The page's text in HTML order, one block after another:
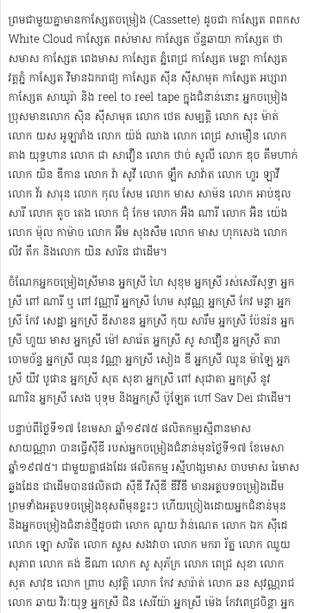
ព្រមជាមួយគ្នាមានកាសែ្សតចម្រៀង (Cassette) ដូចជា កាស្សែត ពពកស
White Cloud កាស្សែត ពស់មាស កាស្សែត ច័ន្ទឆាយា កាស្សែត ថា
សមាស កាស្សែត ពេងមាស កាស្សែត ភ្នំពេជ្រ កាស្សែត មេខ្លា កាស្សែត
វត្តភ្នំ កាស្សែត វិមានឯករាជ្យ កាស្សែត ស៊ីន ស៊ីសាមុត កាស្សែត អប្សារា
កាស្សែត សាឃូរ៉ា និង reel to reel tape ក្នុងជំនាន់នោះ អ្នកចម្រៀង
ប្រុសមាន​លោក ស៊ិន ស៊ីសាមុត លោក ​ថេត សម្បត្តិ លោក សុះ ម៉ាត់
លោក យស អូឡារាំង លោក យ៉ង់ ឈាង លោក ពេជ្រ សាមឿន លោក
គាង យុទ្ធហាន លោក ជា សាវឿន លោក ថាច់ សូលី លោក ឌុច គឹមហាក់
លោក យិន ឌីកាន លោក វ៉ា សូវី លោក ឡឹក សាវ៉ាត លោក ហួរ ឡាវី
លោក វ័រ សារុន​ លោក កុល សែម លោក មាស សាម៉ន លោក អាប់ឌុល
សារី លោក តូច តេង លោក ជុំ កែម លោក អ៊ឹង ណារី លោក អ៊ិន យ៉េង​​
លោក ម៉ុល កាម៉ាច លោក អ៊ឹម សុងសឺម ​លោក មាស ហុក​សេង លោក​ ​​
លីវ តឹក និងលោក យិន សារិន ជាដើម។
ចំណែកអ្នកចម្រៀងស្រីមាន អ្នកស្រី ហៃ សុខុម​ អ្នកស្រី រស់សេរី​សុទ្ធា អ្នក
ស្រី ពៅ ណារី ឬ ពៅ វណ្ណារី អ្នកស្រី ហែម សុវណ្ណ អ្នកស្រី កែវ មន្ថា អ្នក
ស្រី កែវ សេដ្ឋា អ្នកស្រី ឌី​សាខន អ្នកស្រី កុយ សារឹម អ្នកស្រី ប៉ែនរ៉ន អ្នក
ស្រី ហួយ មាស អ្នកស្រី ម៉ៅ សារ៉េត ​អ្នកស្រី សូ សាវឿន អ្នកស្រី តារា
ចោម​ច័ន្ទ អ្នកស្រី ឈុន វណ្ណា អ្នកស្រី សៀង ឌី អ្នកស្រី ឈូន ម៉ាឡៃ អ្នក
ស្រី យីវ​ បូផាន​ អ្នកស្រី​ សុត សុខា អ្នកស្រី ពៅ សុជាតា អ្នកស្រី នូវ
ណារិន អ្នកស្រី សេង បុទុម និងអ្នកស្រី ប៉ូឡែត ហៅ Sav Dei ជាដើម។
បន្ទាប់​ពីថ្ងៃទី១៧ ខែមេសា ឆ្នាំ១៩៧៥​ ផលិតកម្មរស្មីពានមាស
សាយណ្ណារា បានធ្វើស៊ីឌី ​របស់អ្នកចម្រៀងជំនាន់មុនថ្ងៃទី១៧ ខែមេសា
ឆ្នាំ១៩៧៥។ ជាមួយគ្នាផងដែរ ផលិតកម្ម រស្មីហង្សមាស ចាបមាស រៃមាស​
ឆ្លងដែន ជាដើមបានផលិតជា ស៊ីឌី វីស៊ីឌី ឌីវីឌី មានអត្ថបទចម្រៀងដើម
ព្រមទាំងអត្ថបទចម្រៀងខុសពីមុន​ខ្លះៗ ហើយច្រៀងដោយអ្នកជំនាន់មុន
និងអ្នកចម្រៀងជំនាន់​ថ្មីដូចជា លោក ណូយ វ៉ាន់ណេត លោក ឯក ស៊ីដេ​​
លោក ឡោ សារិត លោក​​ សួស សងវាចា​ លោក មករា រ័ត្ន លោក ឈួយ
សុភាព លោក គង់ ឌីណា លោក សូ សុភ័ក្រ លោក ពេជ្រ សុខា លោក
សុត​ សាវុឌ លោក ព្រាប សុវត្ថិ លោក កែវ សារ៉ាត់ លោក ឆន សុវណ្ណរាជ
លោក ឆាយ វិរៈយុទ្ធ អ្នកស្រី ជិន សេរីយ៉ា អ្នកស្រី ម៉េង កែវពេជ្រចិន្តា អ្នក